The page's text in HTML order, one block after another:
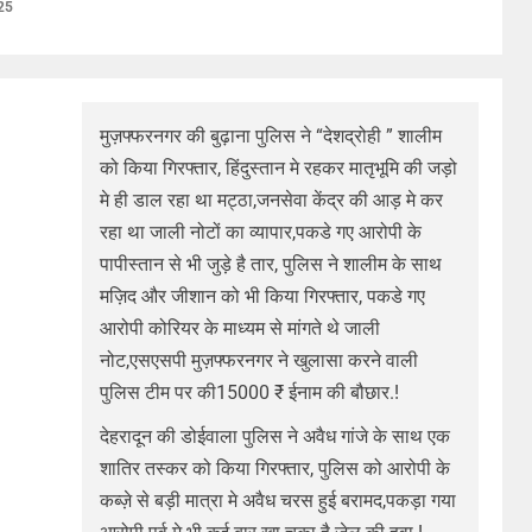
मुज़फ्फरनगर की बुढ़ाना पुलिस ने “देशद्रोही ” शालीम
को किया गिरफ्तार, हिंदुस्तान मे रहकर मातृभूमि की जड़ो
मे ही डाल रहा था मट्ठा,जनसेवा केंद्र की आड़ मे कर
रहा था जाली नोटों का व्यापार,पकडे गए आरोपी के
पापीस्तान से भी जुड़े है तार, पुलिस ने शालीम के साथ
मज़िद और जीशान को भी किया गिरफ्तार, पकडे गए
आरोपी कोरियर के माध्यम से मांगते थे जाली
नोट,एसएसपी मुज़फ्फरनगर ने खुलासा करने वाली
पुलिस टीम पर की15000 ₹ ईनाम की बौछार.!
देहरादून की डोईवाला पुलिस ने अवैध गांजे के साथ एक
शातिर तस्कर को किया गिरफ्तार, पुलिस को आरोपी के
कब्ज़े से बड़ी मात्रा मे अवैध चरस हुई बरामद,पकड़ा गया